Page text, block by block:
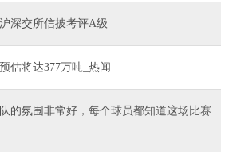
深交所信披考评A级
估将达377万吨_热闻
的氛围非常好，每个球员都知道这场比赛